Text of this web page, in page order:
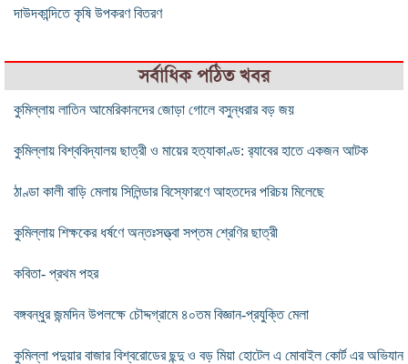
দাউদকান্দিতে কৃষি উপকরণ বিতরণ
সর্বাধিক পঠিত খবর
কুমিল্লায় লাতিন আমেরিকানদের জোড়া গোলে বসুন্ধরার বড় জয়
কুমিল্লায় বিশ্ববিদ্যালয় ছাত্রী ও মায়ের হত্যাকাণ্ড: র‌্যাবের হাতে একজন আটক
ঠাণ্ডা কালী বাড়ি মেলায় সিলিন্ডার বিস্ফোরণে আহতদের পরিচয় মিলেছে
কুমিল্লায় শিক্ষকের ধর্ষণে অন্তঃসত্ত্বা সপ্তম শ্রেণির ছাত্রী
কবিতা- প্রথম পহর
বঙ্গবন্ধুর জন্মদিন উপলক্ষে চৌদ্দগ্রামে ৪০তম বিজ্ঞান-প্রযুক্তি মেলা
কুমিল্লা পদুয়ার বাজার বিশ্বরোডের ছন্দু ও বড় মিয়া হোটেল এ মোবাইল কোর্ট এর অভিযান